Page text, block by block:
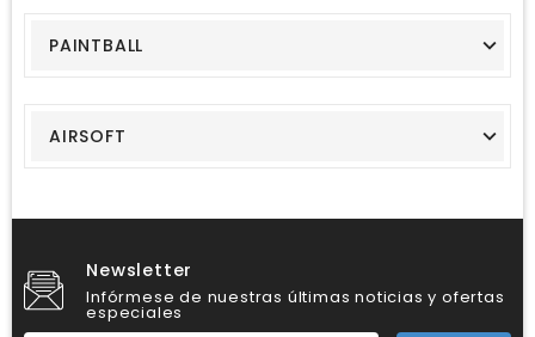
PAINTBALL
AIRSOFT
Newsletter
Infórmese de nuestras últimas noticias y ofertas
especiales